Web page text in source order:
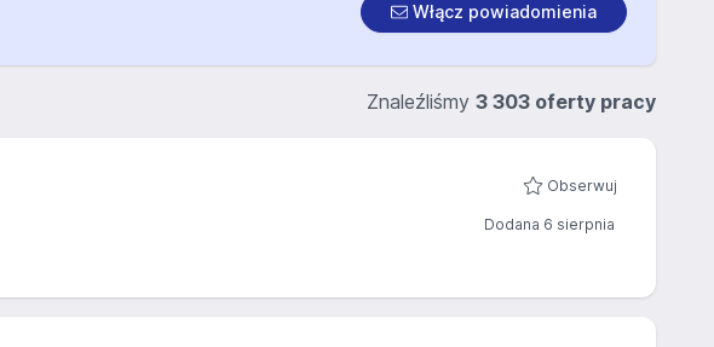
Włącz powiadomienia
Znaleźliśmy 3 303 oferty pracy
Obserwuj
Dodana 6 sierpnia